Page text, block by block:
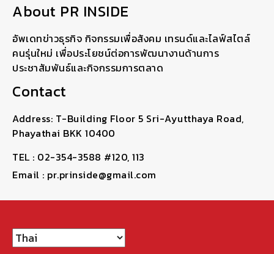
About PR INSIDE
อัพเดทข่าวธุรกิจ กิจกรรมเพื่อสังคม เทรนด์และไลฟ์สไตล์
คนรุ่นใหม่ เพื่อประโยชน์ต่อการพัฒนางานด้านการ
ประชาสัมพันธ์และกิจกรรมการตลาด
Contact
Address: T-Building Floor 5 Sri-Ayutthaya Road,
Phayathai BKK 10400
TEL : 02-354-3588 #120, 113
Email : pr.prinside@gmail.com